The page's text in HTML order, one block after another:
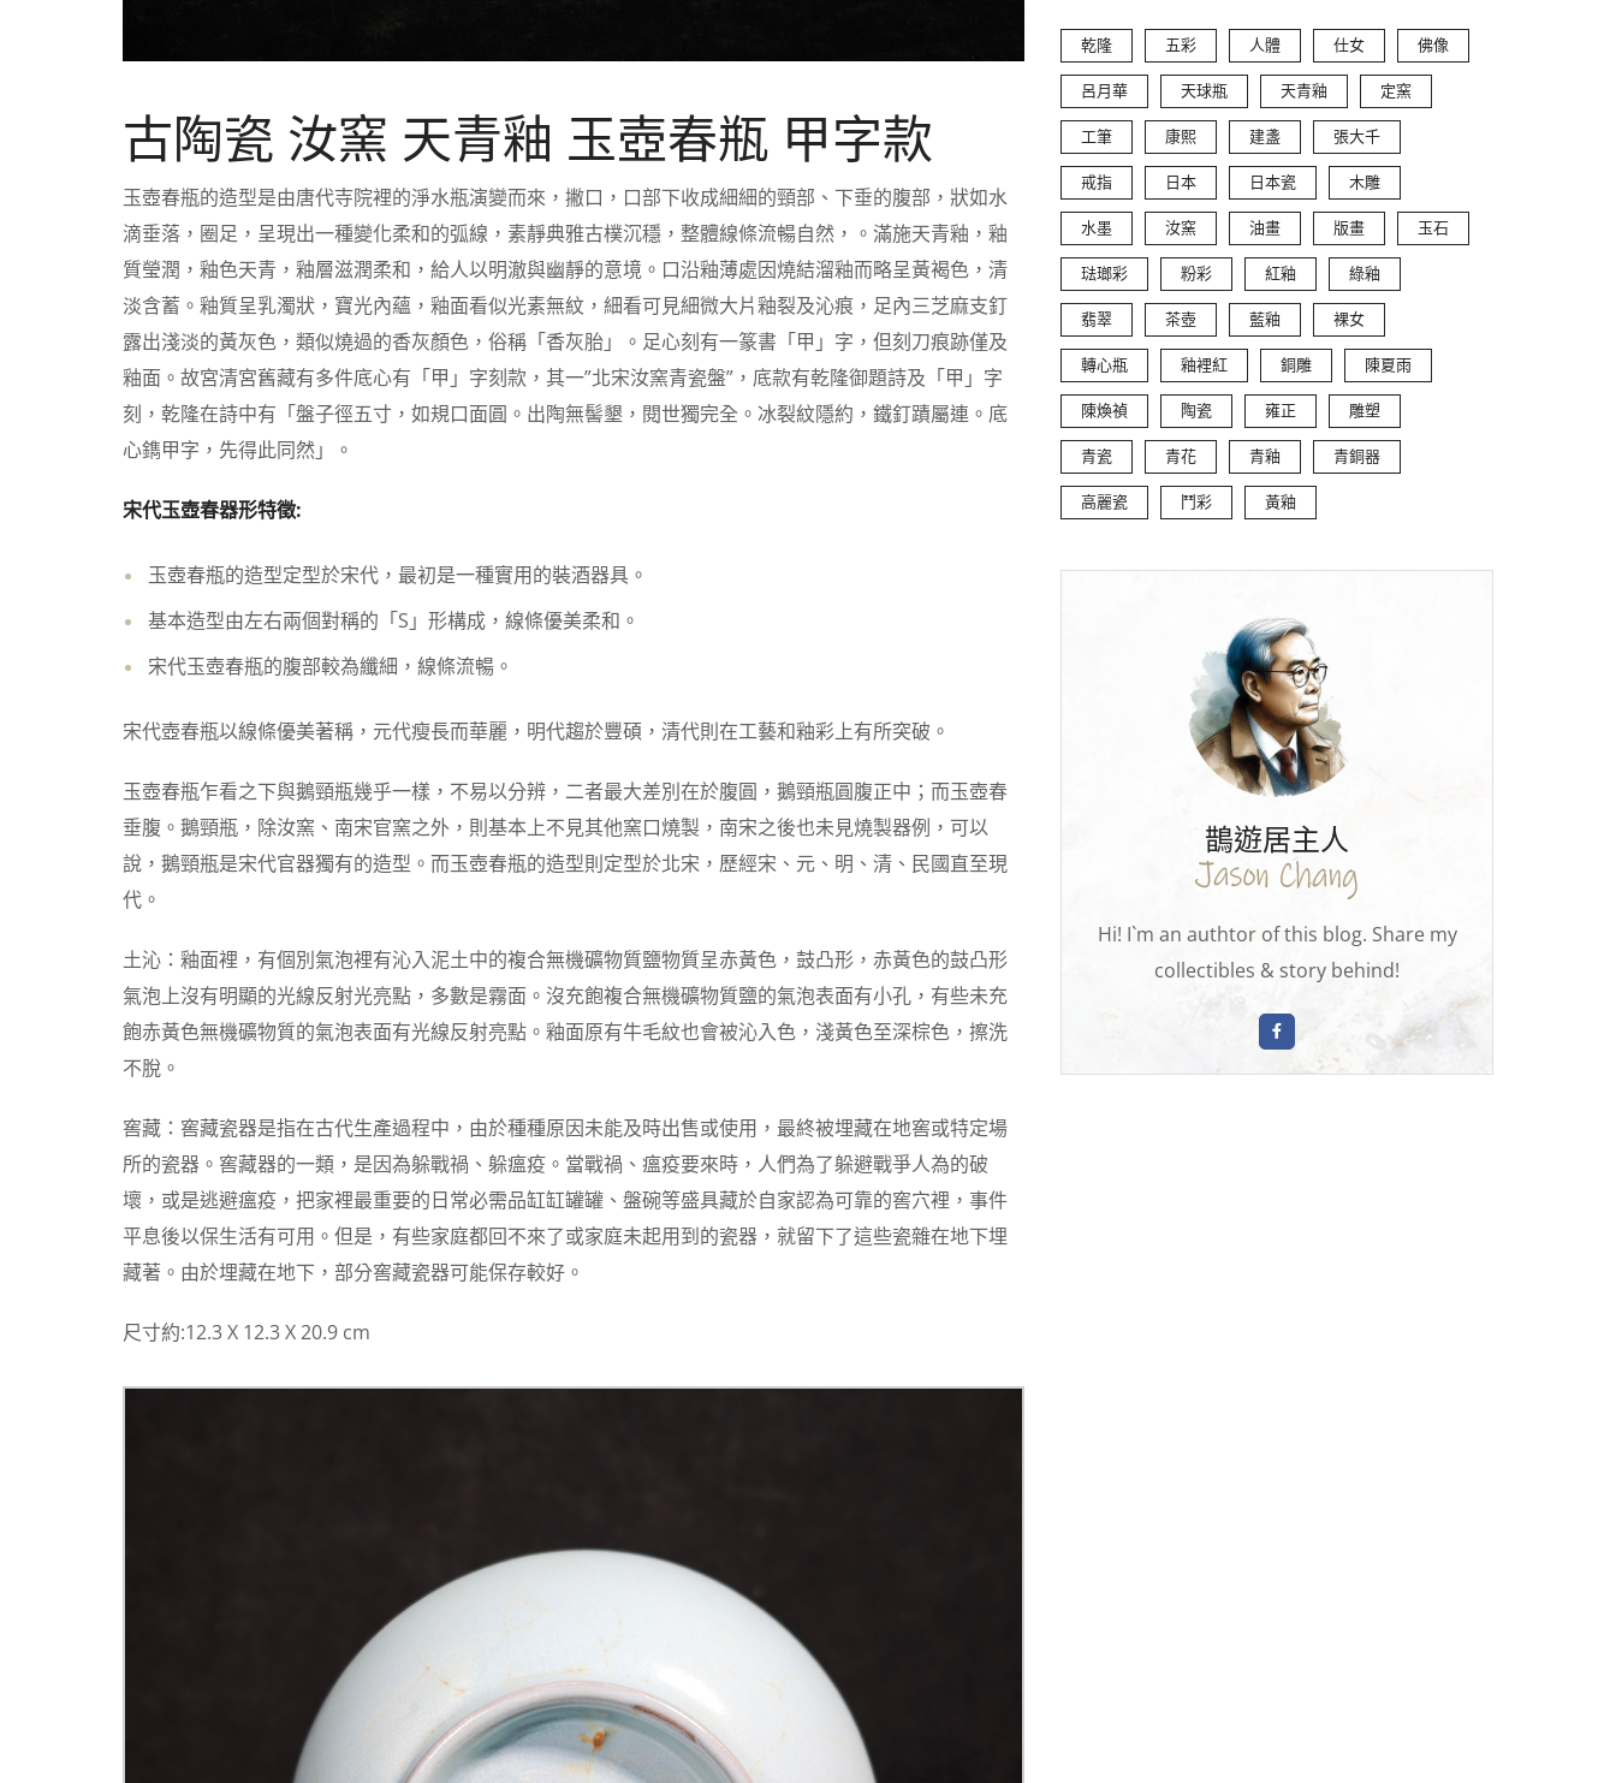
古陶瓷 汝窯 天青釉 玉壺春瓶 甲字款
玉壺春瓶的造型是由唐代寺院裡的淨水瓶演變而來，撇口，口部下收成細細的頸部、下垂的腹部，狀如水
滴垂落，圈足，呈現出一種變化柔和的弧線，素靜典雅古樸沉穩，整體線條流暢自然，。滿施天青釉，釉
質瑩潤，釉色天青，釉層滋潤柔和，給人以明澈與幽靜的意境。口沿釉薄處因燒結溜釉而略呈黃褐色，清
淡含蓄。釉質呈乳濁狀，寶光內蘊，釉面看似光素無紋，細看可見細微大片釉裂及沁痕，足內三芝麻支釘
露出淺淡的黃灰色，類似燒過的香灰顏色，俗稱「香灰胎」。足心刻有一篆書「甲」字，但刻刀痕跡僅及
釉面。故宮清宮舊藏有多件底心有「甲」字刻款，其一”北宋汝窯青瓷盤”，底款有乾隆御題詩及「甲」字
刻，乾隆在詩中有「盤子徑五寸，如規口面圓。出陶無髻墾，閱世獨完全。冰裂紋隱約，鐵釘蹟屬連。底
心鐫甲字，先得此同然」。
宋代玉壺春器形特徵:
玉壺春瓶的造型定型於宋代，最初是一種實用的裝酒器具。
基本造型由左右兩個對稱的「S」形構成，線條優美柔和。
宋代玉壺春瓶的腹部較為纖細，線條流暢。
宋代壺春瓶以線條優美著稱，元代瘦長而華麗，明代趨於豐碩，清代則在工藝和釉彩上有所突破。
玉壺春瓶乍看之下與鵝頸瓶幾乎一樣，不易以分辨，二者最大差別在於腹圓，鵝頸瓶圓腹正中；而玉壺春
垂腹。鵝頸瓶，除汝窯、南宋官窯之外，則基本上不見其他窯口燒製，南宋之後也未見燒製器例，可以
說，鵝頸瓶是宋代官器獨有的造型。而玉壺春瓶的造型則定型於北宋，歷經宋、元、明、清、民國直至現
代。
土沁：釉面裡，有個別氣泡裡有沁入泥土中的複合無機礦物質鹽物質呈赤黃色，鼓凸形，赤黃色的鼓凸形
氣泡上沒有明顯的光線反射光亮點，多數是霧面。沒充飽複合無機礦物質鹽的氣泡表面有小孔，有些未充
飽赤黃色無機礦物質的氣泡表面有光線反射亮點。釉面原有牛毛紋也會被沁入色，淺黃色至深棕色，擦洗
不脫。
窖藏：窖藏瓷器是指在古代生產過程中，由於種種原因未能及時出售或使用，最終被埋藏在地窖或特定場
所的瓷器。窖藏器的一類，是因為躲戰禍、躲瘟疫。當戰禍、瘟疫要來時，人們為了躲避戰爭人為的破
壞，或是逃避瘟疫，把家裡最重要的日常必需品缸缸罐罐、盤碗等盛具藏於自家認為可靠的窖穴裡，事件
平息後以保生活有可用。但是，有些家庭都回不來了或家庭未起用到的瓷器，就留下了這些瓷雜在地下埋
藏著。由於埋藏在地下，部分窖藏瓷器可能保存較好。
尺寸約:12.3 X 12.3 X 20.9 cm
乾隆 五彩 人體 仕女 佛像
呂月華 天球瓶 天青釉 定窯
工筆 康熙 建盞 張大千
戒指 日本 日本瓷 木雕
水墨 汝窯 油畫 版畫 玉石
琺瑯彩 粉彩 紅釉 綠釉
翡翠 茶壺 藍釉 裸女
轉心瓶 釉裡紅 銅雕 陳夏雨
陳煥禎 陶瓷 雍正 雕塑
青瓷 青花 青釉 青銅器
高麗瓷 鬥彩 黃釉
鵲遊居主人
Hi! I`m an authtor of this blog. Share my
collectibles & story behind!